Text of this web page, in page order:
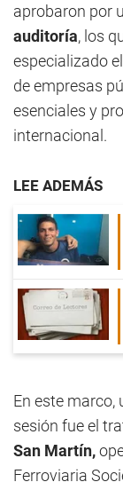
aprobaron por
auditoría, los
especializado
de empresas
esenciales y
internacional.
LEE ADEMÁS
En este marco,
sesión fue el
San Martín,
Ferroviaria